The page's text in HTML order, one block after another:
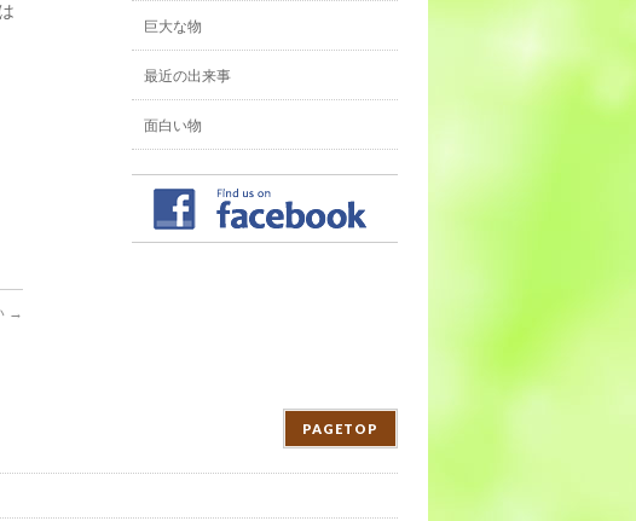
→
巨大な物
最近の出来事
面白い物
PAGETOP